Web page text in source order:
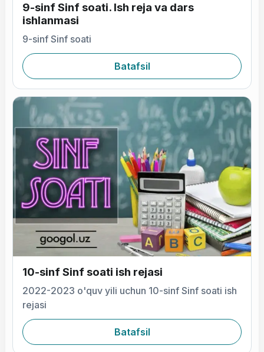
9-sinf Sinf soati. Ish reja va dars
ishlanmasi
9-sinf Sinf soati
Batafsil
10-sinf Sinf soati ish rejasi
2022-2023 o'quv yili uchun 10-sinf Sinf soati ish
rejasi
Batafsil